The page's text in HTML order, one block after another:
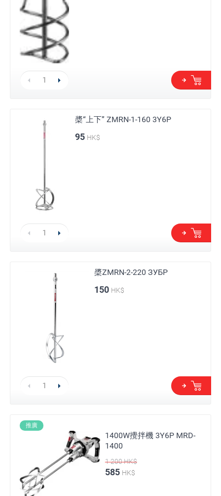
槳“上下” ZMRN-1-160 3Y6P
95 HK$
槳ZMRN-2-220 ЗУБР
150 HK$
推廣
1400W攪拌機 3Y6P MRD-
1400
1 200HK$
585 HK$